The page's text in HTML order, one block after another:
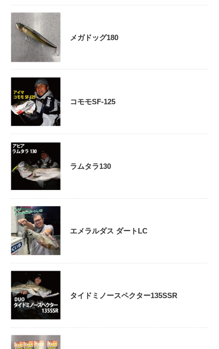
メガドッグ180
コモモSF-125
ラムタラ130
エメラルダス ダートLC
タイドミノースペクター135SSR